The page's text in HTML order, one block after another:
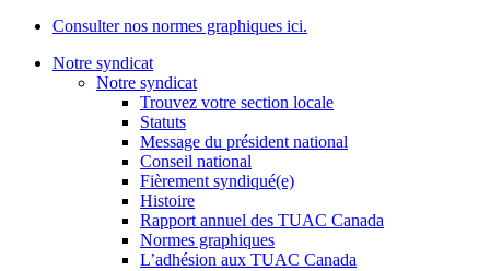
Consulter nos normes graphiques ici.
Notre syndicat
Notre syndicat
Trouvez votre section locale
Statuts
Message du président national
Conseil national
Fièrement syndiqué(e)
Histoire
Rapport annuel des TUAC Canada
Normes graphiques
L’adhésion aux TUAC Canada